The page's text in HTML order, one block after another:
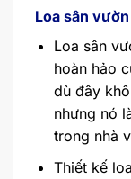
Loa sân
Loa sân
hoàn hảo
dù đây
nhưng nó
trong nhà
Thiết kế